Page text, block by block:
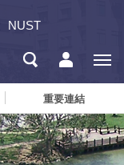
NUST
重要連結